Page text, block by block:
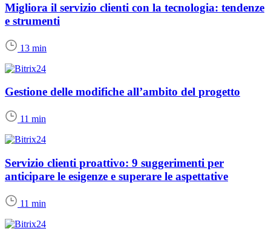
Migliora il servizio clienti con la tecnologia: tendenze
e strumenti
13 min
Gestione delle modifiche all’ambito del progetto
11 min
Servizio clienti proattivo: 9 suggerimenti per
anticipare le esigenze e superare le aspettative
11 min